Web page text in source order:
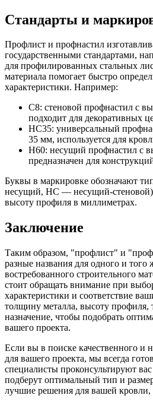
Стандарты и
Профлист и профнастил
государственными стандартами,
для профилированных стальных
материала помогает быстро
характеристики. Например:
С8: стеновой профнастил с
подходит для декоративных
НС35: универсальный
35 мм, используется для
Н60: несущий профнастил с
предназначен для
Буквы в маркировке обозначают
несущий, НС — несущий-
высоту профиля в миллиметрах.
Заключение
Таким образом, "профлист" и
разные названия для одного и того
востребованного строительного
стоит обращать внимание при
характеристики и соответствие
толщину металла, высоту профиля,
назначение, чтобы подобрать
вашего проекта.
Если вы в поиске качественного и
для вашего проекта, мы всегда
специалисты проконсультируют
подберут оптимальный тип и
лучшие решения для вашей кровли,